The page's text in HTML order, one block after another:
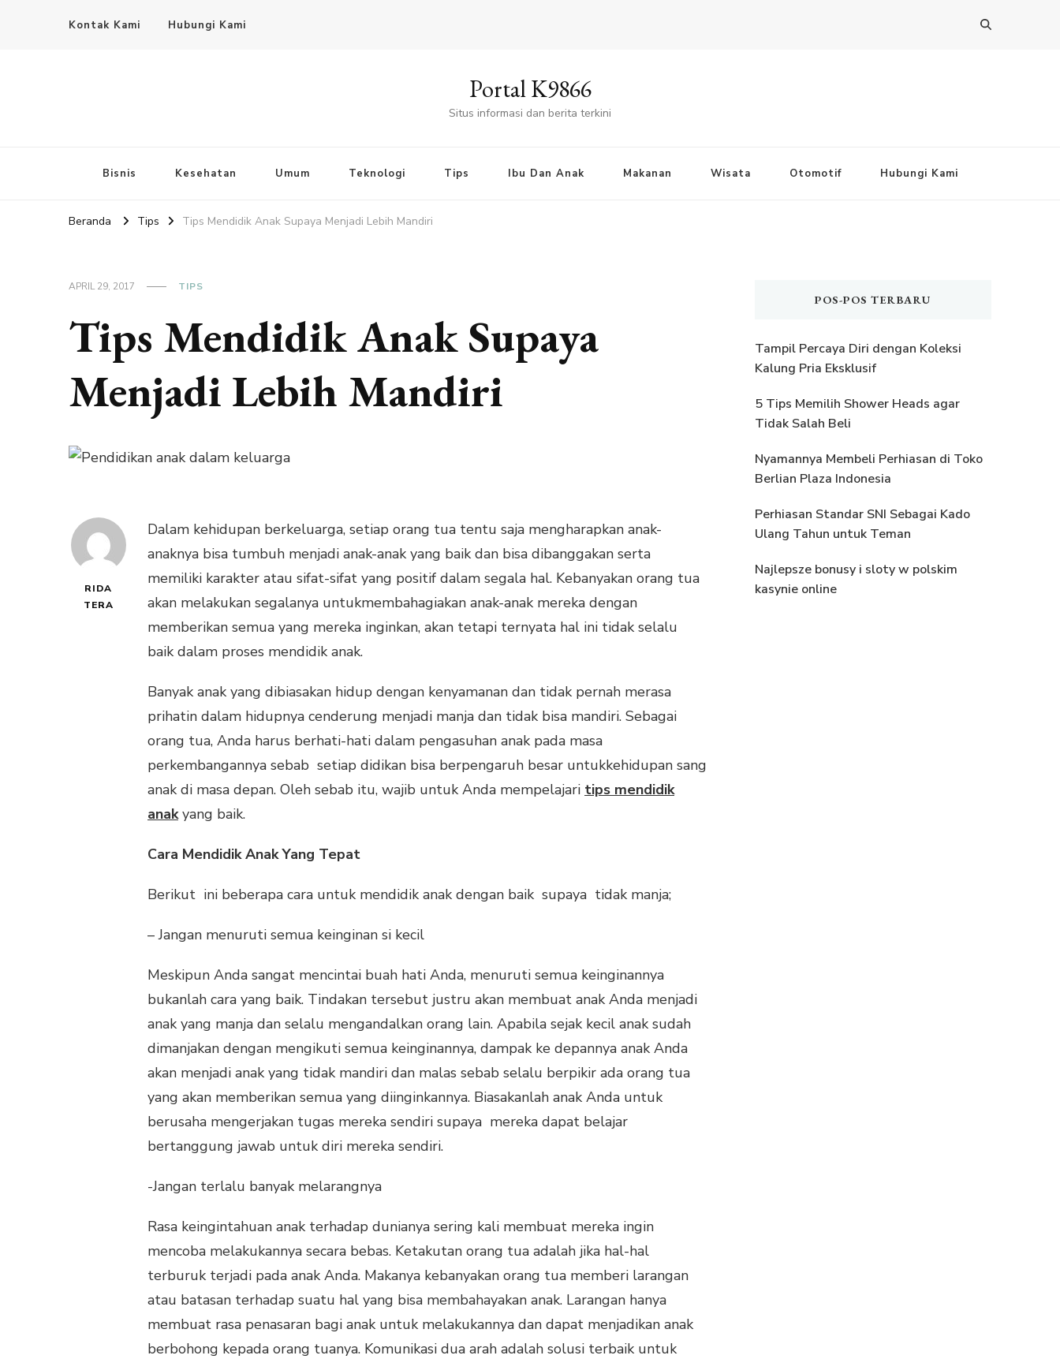
Kontak Kami Hubungi Kami
Portal K9866
Situs informasi dan berita terkini
Bisnis Kesehatan Umum Teknologi Tips Ibu Dan Anak Makanan Wisata Otomotif Hubungi Kami
Beranda Tips Tips Mendidik Anak Supaya Menjadi Lebih Mandiri
APRIL 29, 2017 TIPS
Tips Mendidik Anak Supaya
Menjadi Lebih Mandiri
RIDA
TERA
Dalam kehidupan berkeluarga, setiap orang tua tentu saja mengharapkan anak-
anaknya bisa tumbuh menjadi anak-anak yang baik dan bisa dibanggakan serta
memiliki karakter atau sifat-sifat yang positif dalam segala hal. Kebanyakan orang tua
akan melakukan segalanya untukmembahagiakan anak-anak mereka dengan
memberikan semua yang mereka inginkan, akan tetapi ternyata hal ini tidak selalu
baik dalam proses mendidik anak.
Banyak anak yang dibiasakan hidup dengan kenyamanan dan tidak pernah merasa
prihatin dalam hidupnya cenderung menjadi manja dan tidak bisa mandiri. Sebagai
orang tua, Anda harus berhati-hati dalam pengasuhan anak pada masa
perkembangannya sebab setiap didikan bisa berpengaruh besar untukkehidupan sang
anak di masa depan. Oleh sebab itu, wajib untuk Anda mempelajari tips mendidik
anakyang baik.
Cara Mendidik Anak Yang Tepat
Berikut ini beberapa cara untuk mendidik anak dengan baik supaya tidak manja;
– Jangan menuruti semua keinginan si kecil
Meskipun Anda sangat mencintai buah hati Anda, menuruti semua keinginannya
bukanlah cara yang baik. Tindakan tersebut justru akan membuat anak Anda menjadi
anak yang manja dan selalu mengandalkan orang lain. Apabila sejak kecil anak sudah
dimanjakan dengan mengikuti semua keinginannya, dampak ke depannya anak Anda
akan menjadi anak yang tidak mandiri dan malas sebab selalu berpikir ada orang tua
yang akan memberikan semua yang diinginkannya. Biasakanlah anak Anda untuk
berusaha mengerjakan tugas mereka sendiri supaya mereka dapat belajar
bertanggung jawab untuk diri mereka sendiri.
-Jangan terlalu banyak melarangnya
Rasa keingintahuan anak terhadap dunianya sering kali membuat mereka ingin
mencoba melakukannya secara bebas. Ketakutan orang tua adalah jika hal-hal
terburuk terjadi pada anak Anda. Makanya kebanyakan orang tua memberi larangan
atau batasan terhadap suatu hal yang bisa membahayakan anak. Larangan hanya
membuat rasa penasaran bagi anak untuk melakukannya dan dapat menjadikan anak
berbohong kepada orang tuanya. Komunikasi dua arah adalah solusi terbaik untuk
POS-POS TERBARU
Tampil Percaya Diri dengan Koleksi
Kalung Pria Eksklusif
5 Tips Memilih Shower Heads agar
Tidak Salah Beli
Nyamannya Membeli Perhiasan di Toko
Berlian Plaza Indonesia
Perhiasan Standar SNI Sebagai Kado
Ulang Tahun untuk Teman
Najlepsze bonusy i sloty w polskim
kasynie online